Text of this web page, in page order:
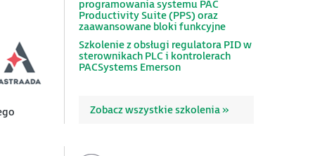
programowania systemu PAC
Productivity Suite (PPS) oraz
zaawansowane bloki funkcyjne
Szkolenie z obsługi regulatora PID w
sterownikach PLC i kontrolerach
PACSystems Emerson
Zobacz wszystkie szkolenia »